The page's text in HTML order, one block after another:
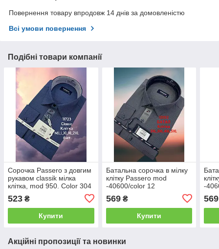
Повернення товару впродовж 14 днів за домовленістю
Всі умови повернення
Подібні товари компанії
Сорочка Passero з довгим
рукавом classik мілка
клітка, mod 950. Color 304
523 ₴
Купити
Батальна сорочка в мілку
клітку Passero mod
-40600/color 12
569₴
Купити
-
569
Акційні пропозиції та новинки